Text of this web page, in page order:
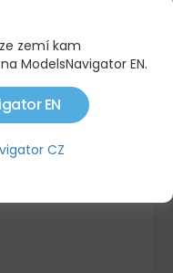
zemí kam
ModelsNavigator EN.
EN
CZ